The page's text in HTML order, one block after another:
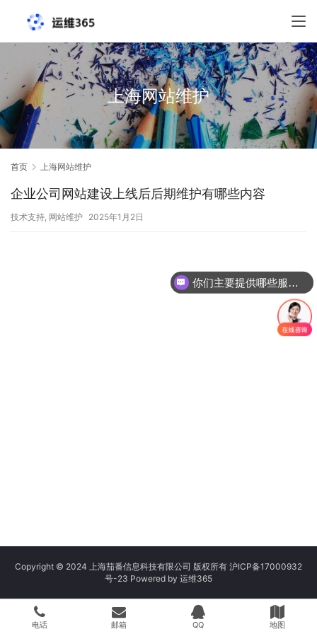
上海网站维护
首页 上海网站维护
企业公司网站建设上线后后期维护有哪些内容
技术支持, 网站维护 2025年1月2日
Copyright © 2024 上海茄番信息科技有限公司 版权所有 沪ICP备17000932
号-23 Powered by 运维365
电话 邮箱 QQ 地图
你们主要提供哪些服务？可以根据需求定制吗？